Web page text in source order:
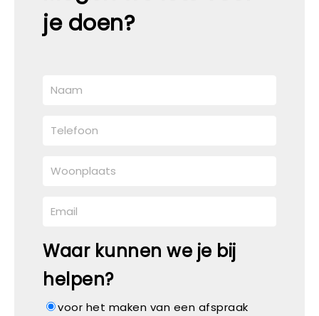
je doen?
Waar kunnen we je bij
helpen?
voor het maken van een afspraak